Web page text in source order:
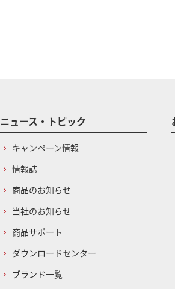
ニュース・トピック
キャンペーン情報
情報誌
商品のお知らせ
当社のお知らせ
商品サポート
ダウンロードセンター
ブランド一覧